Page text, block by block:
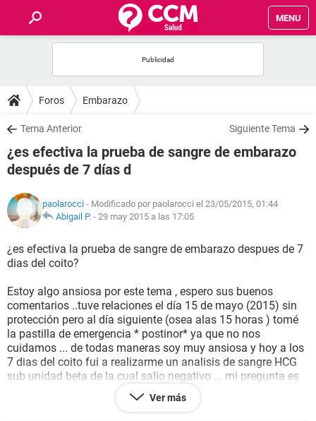
MENU
FOROS
SALUD
FAMILIA
NUTRICIÓN
SEXUALIDAD
GLOSARIO
Foros Embarazo
Tema Anterior Siguiente Tema
¿es efectiva la prueba de sangre de embarazo
después de 7 días d
paolarocci - Modificado por paolarocci el 23/05/2015, 01:44
Abigail P. - 29 may 2015 a las 17:05
¿es efectiva la prueba de sangre de embarazo despues de 7
dias del coito?
Estoy algo ansiosa por este tema , espero sus buenos
comentarios ..tuve relaciones el día 15 de mayo (2015) sin
protección pero al día siguiente (osea alas 15 horas ) tomé
la pastilla de emergencia * postinor* ya que no nos
cuidamos ... de todas maneras soy muy ansiosa y hoy a los
7 dias del coito fui a realizarme un analisis de sangre HCG
sub unidad beta de la cual salio negativo ... mi pregunta es
si es confiable o no? Mi mes se supone que viene el 25 de
mayo pero estoy muy ansiosa , encima por los efectos de la
Ver más